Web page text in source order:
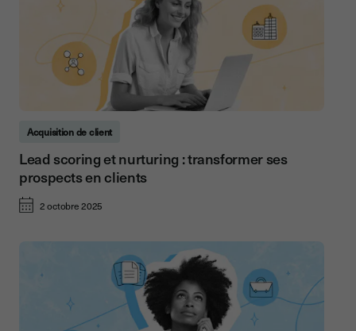
Acquisition de client
Lead scoring et nurturing : transformer ses
prospects en clients
2 octobre 2025